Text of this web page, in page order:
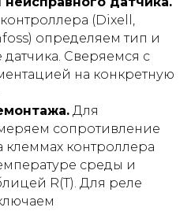
(Dixell,
определяем тип и
Сверяемся с
на конкретную
Для
сопротивление
клеммах контроллера
среды и
R(T). Для реле